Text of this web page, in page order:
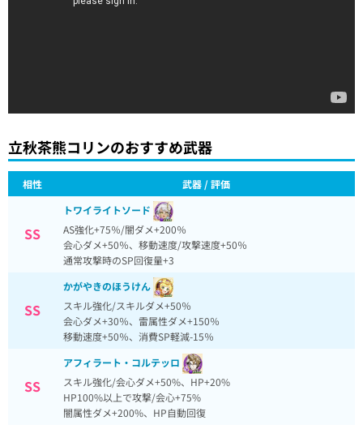
立秋茶熊コリンのおすすめ武器
相性 武器 / 評価
SS
トワイライトソード
AS強化+75％/闇ダメ+200％
会心ダメ+50％、移動速度/攻撃速度+50％
通常攻撃時のSP回復量+3
SS
かがやきのほうけん
スキル強化/スキルダメ+50％
会心ダメ+30％、雷属性ダメ+150％
移動速度+50％、消費SP軽減-15％
SS
アフィラート・コルテッロ
スキル強化/会心ダメ+50%、HP+20%
HP100%以上で攻撃/会心+75%
闇属性ダメ+200%、HP自動回復